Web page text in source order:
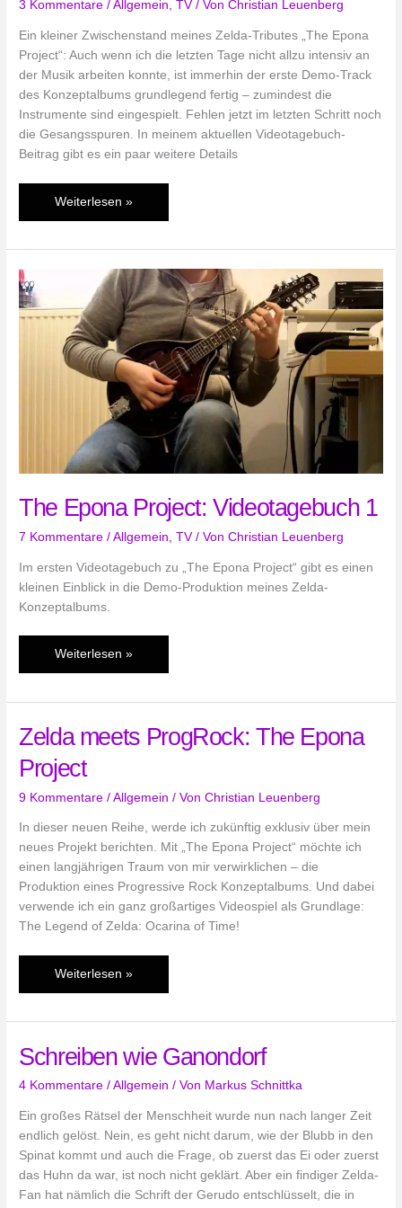
3 Kommentare /Allgemein,TV/ VonChristian Leuenberg
Ein kleiner Zwischenstand meines Zelda-Tributes „The Epona
Project“: Auch wenn ich die letzten Tage nicht allzu intensiv an
der Musik arbeiten konnte, ist immerhin der erste Demo-Track
des Konzeptalbums grundlegend fertig – zumindest die
Instrumente sind eingespielt. Fehlen jetzt im letzten Schritt noch
die Gesangsspuren. In meinem aktuellen Videotagebuch-
Beitrag gibt es ein paar weitere Details
The
Epona
Weiterlesen »
The Epona Project: Videotagebuch 1
7 Kommentare /Allgemein ,TV/ VonChristian Leuenberg
Im ersten Videotagebuch zu „The Epona Project“ gibt es einen
kleinen Einblick in die Demo-Produktion meines Zelda-
Konzeptalbums.
The
Epona
1
Weiterlesen »
Zelda meets ProgRock: The Epona
Project
9 Kommentare /Allgemein / VonChristian Leuenberg
In dieser neuen Reihe, werde ich zukünftig exklusiv über mein
neues Projekt berichten. Mit „The Epona Project“ möchte ich
einen langjährigen Traum von mir verwirklichen – die
Produktion eines Progressive Rock Konzeptalbums. Und dabei
verwende ich ein ganz großartiges Videospiel als Grundlage:
The Legend of Zelda: Ocarina of Time!
Zelda
meets
Epona
Weiterlesen »
Schreiben wie Ganondorf
4 Kommentare /Allgemein / Von Markus Schnittka
Ein großes Rätsel der Menschheit wurde nun nach langer Zeit
endlich gelöst. Nein, es geht nicht darum, wie der Blubb in den
Spinat kommt und auch die Frage, ob zuerst das Ei oder zuerst
das Huhn da war, ist noch nicht geklärt. Aber ein findiger Zelda-
Fan hat nämlich die Schrift der Gerudo entschlüsselt, die in